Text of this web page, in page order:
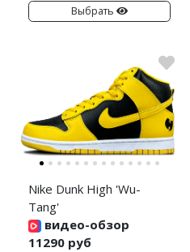
Выбрать
Nike Dunk High 'Wu-
Tang'
видео-обзор
11290 руб